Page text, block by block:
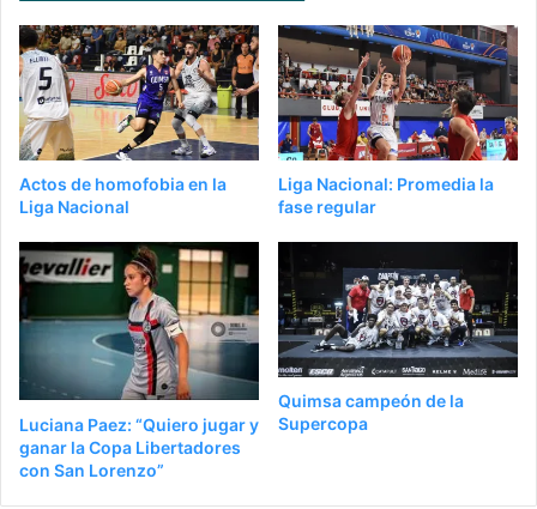
Actos de homofobia en la
Liga Nacional
Liga Nacional: Promedia la
fase regular
Luciana Paez: “Quiero jugar y
ganar la Copa Libertadores
con San Lorenzo”
Quimsa campeón de la
Supercopa